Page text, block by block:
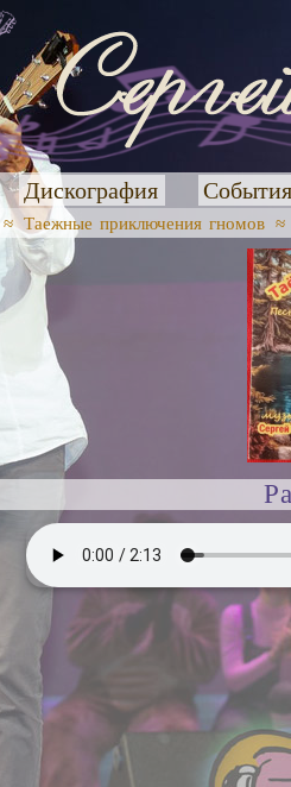
Дискография
≈ Таежные приключения гномов ≈